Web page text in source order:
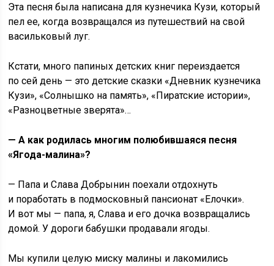
Эта песня была написана для кузнечика Кузи, который
пел ее, когда возвращался из путешествий на свой
васильковый луг.
Кстати, много папиных детских книг переиздается
по сей день — это детские сказки «Дневник кузнечика
Кузи», «Солнышко на память», «Пиратские истории»,
«Разноцветные зверята»…
— А как родилась многим полюбившаяся песня
«Ягода-малина»?
— Папа и Слава Добрынин поехали отдохнуть
и поработать в подмосковный пансионат «Елочки».
И вот мы — папа, я, Слава и его дочка возвращались
домой. У дороги бабушки продавали ягоды.
Мы купили целую миску малины и лакомились